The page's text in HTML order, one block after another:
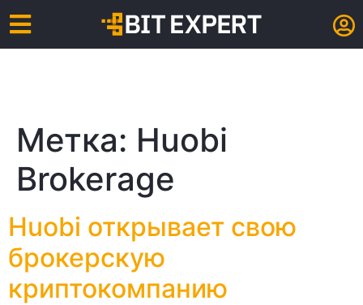
Метка: Huobi
Brokerage
Huobi открывает свою
брокерскую
криптокомпанию